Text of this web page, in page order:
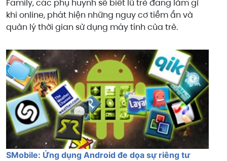
Family, các phụ huynh sẽ biết lũ trẻ đang làm gì
khi online, phát hiện những nguy cơ tiềm ẩn và
quản lý thời gian sử dụng máy tính của trẻ.
SMobile: Ứng dụng Android đe dọa sự riêng tư